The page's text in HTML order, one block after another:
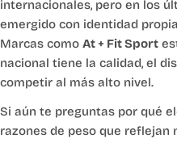
internacionales, pero en los
emergido con identidad
Marcas como At + Fit Sport
nacional tiene la calidad, el
competir al más alto nivel.
Si aún te preguntas por qué
razones de peso que reflejan